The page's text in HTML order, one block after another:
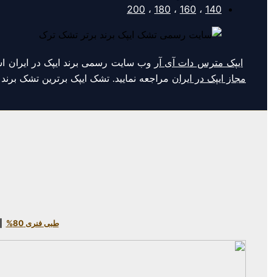
140 ، 160 ، 180 ، 200
ایپک مترس دات آی آر وب سایت رسمی برند ایپک در ایران
مجاز ایپک در ایران مراجعه نمایید. تشک ایپک برترین تشک
طبی فنری 80%